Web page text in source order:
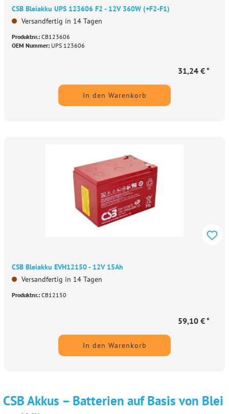
CSB Bleiakku UPS 123606 F2 - 12V 360W (+F2-F1)
Versandfertig in 14 Tagen
Produktnr.: CB123606
OEM Nummer: UPS 123606
31,24 € *
In den Warenkorb
CSB Bleiakku EVH12150 - 12V 15Ah
Versandfertig in 14 Tagen
Produktnr.: CB12150
59,10 € *
In den Warenkorb
CSB Akkus – Batterien auf Basis von Blei